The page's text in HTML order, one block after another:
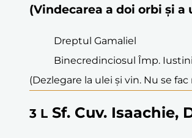
(Vindecarea a doi orbi și
Dreptul Gamaliel
Binecredinciosul Împ.
(Dezlegare la ulei și vin. Nu se
3 L Sf. Cuv. Isaachie,